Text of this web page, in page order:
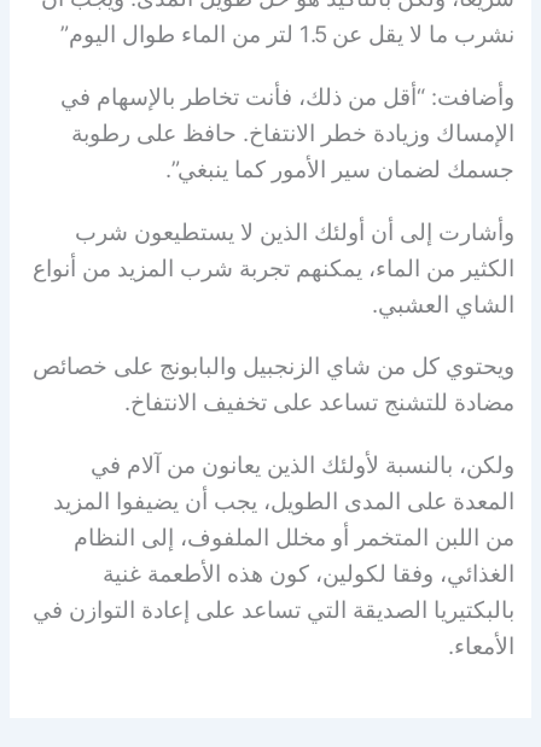
نشرب ما لا يقل عن 1.5 لتر من الماء طوال اليوم”
وأضافت: “أقل من ذلك، فأنت تخاطر بالإسهام في
الإمساك وزيادة خطر الانتفاخ. حافظ على رطوبة
جسمك لضمان سير الأمور كما ينبغي”.
وأشارت إلى أن أولئك الذين لا يستطيعون شرب
الكثير من الماء، يمكنهم تجربة شرب المزيد من أنواع
الشاي العشبي.
ويحتوي كل من شاي الزنجبيل والبابونج على خصائص
مضادة للتشنج تساعد على تخفيف الانتفاخ.
ولكن، بالنسبة لأولئك الذين يعانون من آلام في
المعدة على المدى الطويل، يجب أن يضيفوا المزيد
من اللبن المتخمر أو مخلل الملفوف، إلى النظام
الغذائي، وفقا لكولين، كون هذه الأطعمة غنية
بالبكتيريا الصديقة التي تساعد على إعادة التوازن في
الأمعاء.